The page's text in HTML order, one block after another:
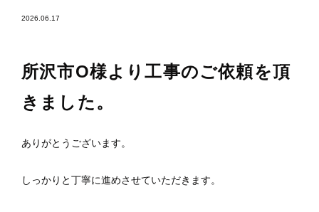
2026.06.17
所沢市O様より工事のご依頼を頂
きました。
ありがとうございます。
しっかりと丁寧に進めさせていただきます。